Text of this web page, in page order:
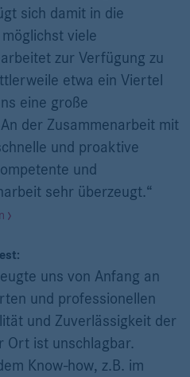
sich damit in die
viele
zur Verfügung zu
etwa ein Viertel
eine große
der Zusammenarbeit mit
und proaktive
und
sehr überzeugt.“
uns von Anfang an
und professionellen
und Zuverlässigkeit der
Ort ist unschlagbar.
Know-how, z.B. im